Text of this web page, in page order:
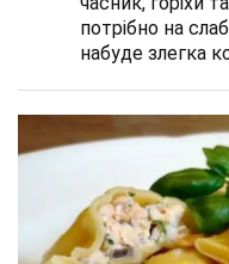
потрібно на
набуде злегка